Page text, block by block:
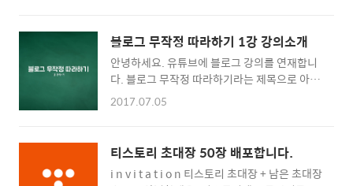
선발되어 2박 3일간 제주도와 우도를 여행하고
돌아왔고 이번주 목~금요일에는 하나투어 미디
어 팸투어 필진으로 선발되어 1..
에서 인기있는 검색엔진과 많은 검색이 일어나
는 이유를 함께 알아보겠습니다. * 날마다 디지
털 구독하기 https://goo.gl/87fCkB * 강의 문
의 bloggertip@gmail.com
블로그 무작정 따라하기 1강 강의소개
안녕하세요. 유튜브에 블로그 강의를 연재합니
다. 블로그 무작정 따라하기라는 제목으로 아주
자세하고 쉽게 따라할 수 있는 블로그 강의를 기
대로 답변드릴게요! * 날마다 디지털 구독하기
https://goo.gl/87fCkB * 강의 문의
bloggertip@gmail.com 강사 소개, 책 블로그
2017.07.05
티스토리 초대장 50장 배포합니다.
i n v i t a t i o n 티스토리 초대장 + 남은 초대장